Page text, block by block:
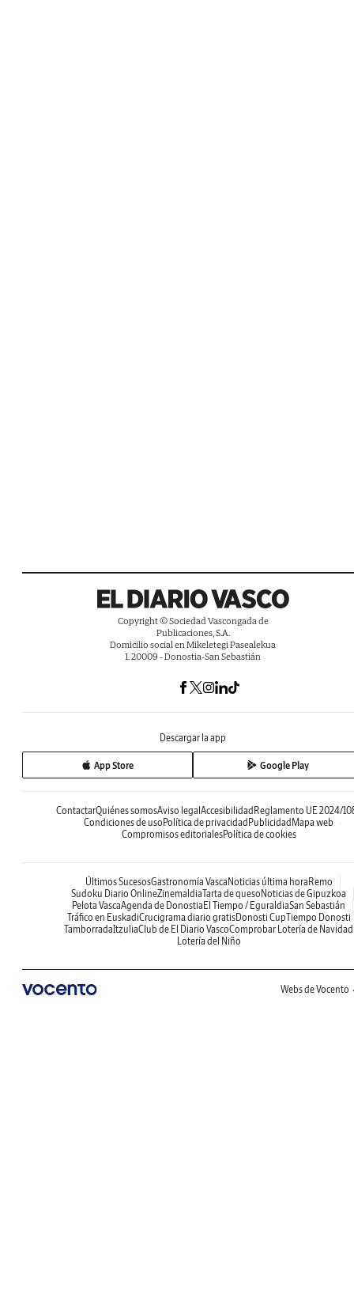
Copyright © Sociedad Vascongada de
Publicaciones, S.A.
Domicilio social en Mikeletegi Pasealekua
1. 20009 - Donostia-San Sebastián
Descargar la app
App Store Google Play
ContactarQuiénes somosAviso legal Accesibilidad Reglamento UE 2024/
Condiciones de uso Política de privacidad Publicidad Mapa web
Compromisos editorialesPolítica de cookies
Últimos SucesosGastronomía Vasca Noticias última hora Remo
Sudoku Diario OnlineZinemaldiaTarta de queso Noticias de Gipuzkoa
Pelota VascaAgenda de Donostia El Tiempo / EguraldiaSan Sebastián
Tráfico en EuskadiCrucigrama diario gratisDonosti CupTiempo Donosti
TamborradaItzuliaClub de El Diario VascoComprobar Lotería de Navidad
Lotería del Niño
Webs de Vocento